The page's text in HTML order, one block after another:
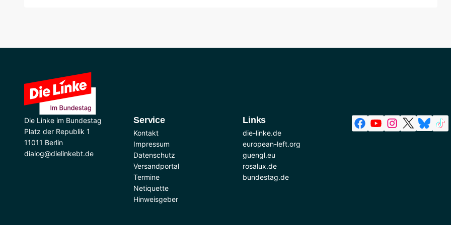
Die Linke im Bundestag
Platz der Republik 1
11011 Berlin
dialog@dielinkebt.de
Service
Kontakt
Impressum
Datenschutz
Versandportal
Termine
Netiquette
Hinweisgeber
Links
die-linke.de
european-left.org
guengl.eu
rosalux.de
bundestag.de